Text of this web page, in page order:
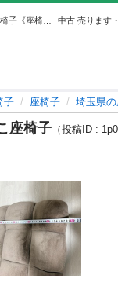
中古 売ります
子 座椅子 埼玉県
座椅子 （投稿ID :